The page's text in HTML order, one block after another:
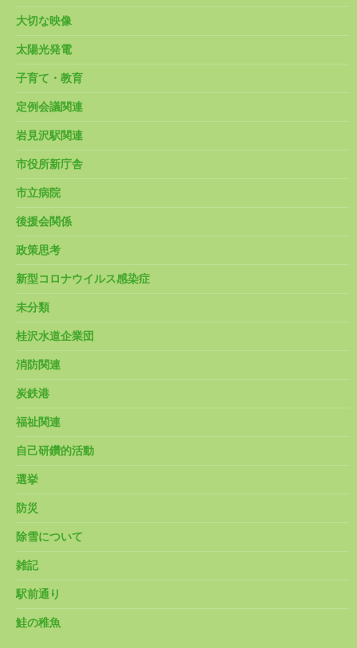
大切な映像
太陽光発電
子育て・教育
定例会議関連
岩見沢駅関連
市役所新庁舎
市立病院
後援会関係
政策思考
新型コロナウイルス感染症
未分類
桂沢水道企業団
消防関連
炭鉄港
福祉関連
自己研鑽的活動
選挙
防災
除雪について
雑記
駅前通り
鮭の稚魚